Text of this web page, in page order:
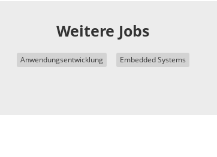
Weitere Jobs
Anwendungsentwicklung Embedded Systems